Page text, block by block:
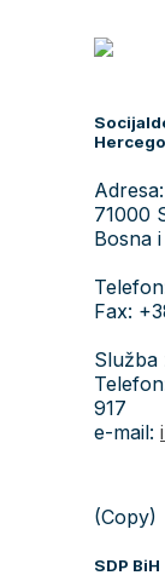
71000
Bosna
Fax:
Služba
917
e-mail:
(Copy)
SDP BiH